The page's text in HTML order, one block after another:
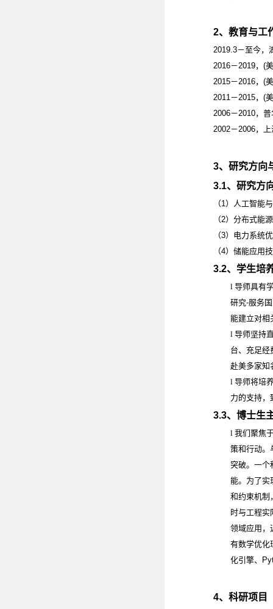
2、教育与工
2019.3－至今，
2016－2019， (
2015－2016， (
2011－2015， (
2006－2010，
2002－2006，
3、研究方向
3.1、研究方
（1）人工智能
（2）分布式能
（3）电力系统
（4）储能应用
3.2、学生培
l 导师具有
研究-服务
能建立对相
l 导师坚持
台、充足经
赴美多家知
l 导师将培
力的支持，
3.3、博士生
l 我们聚焦
策和行动。
突破。一个
能。为了实
和约束机制
时与工程实
领域应用，
有数学优化
化引擎、
4、科研项目